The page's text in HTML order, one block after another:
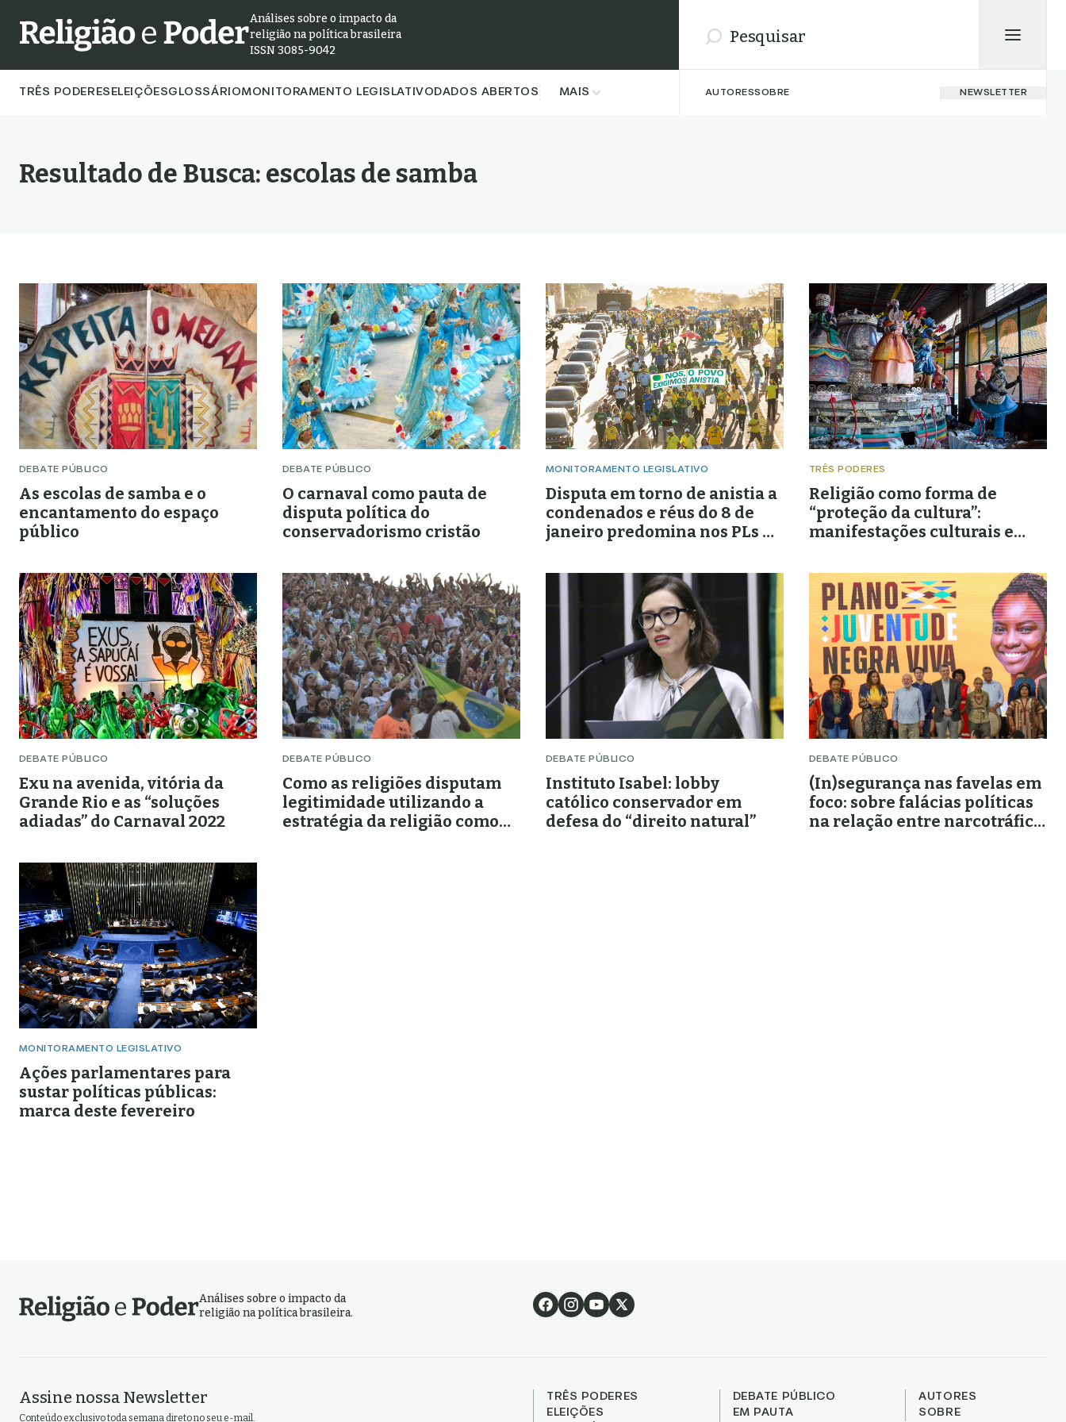
Análises sobre o impacto da
religião na política brasileira
ISSN 3085-9042
TRÊS PODERES ELEIÇÕESGLOSSÁRIOMONITORAMENTO LEGISLATIVO DADOS ABERTOS MAIS AUTORESSOBRE NEWSLETTER
Resultado de Busca: escolas de samba
DEBATE PÚBLICO
As escolas de samba e o
encantamento do espaço
público
DEBATE PÚBLICO
O carnaval como pauta de
disputa política do
conservadorismo cristão
MONITORAMENTO LEGISLATIVO
Disputa em torno de anistia a
condenados e réus do 8 de
janeiro predomina nos PLs de
TRÊS PODERES
Religião como forma de
“proteção da cultura”:
manifestações culturais e
disputa
DEBATE PÚBLICO
Exu na avenida, vitória da
Grande Rio e as “soluções
adiadas” do Carnaval 2022
DEBATE PÚBLICO
Como as religiões disputam
legitimidade utilizando a
estratégia da religião como
DEBATE PÚBLICO
Instituto Isabel: lobby
católico conservador em
defesa do “direito natural”
DEBATE PÚBLICO
(In)segurança nas favelas em
foco: sobre falácias políticas
na relação entre narcotráfico
MONITORAMENTO LEGISLATIVO
Ações parlamentares para
sustar políticas públicas:
marca deste fevereiro
Análises sobre o impacto da
religião na política brasileira.
Assine nossa Newsletter
Conteúdo exclusivo toda semana direto no seu e-mail.
TRÊS PODERES
ELEIÇÕES
DEBATE PÚBLICO
EM PAUTA
AUTORES
SOBRE